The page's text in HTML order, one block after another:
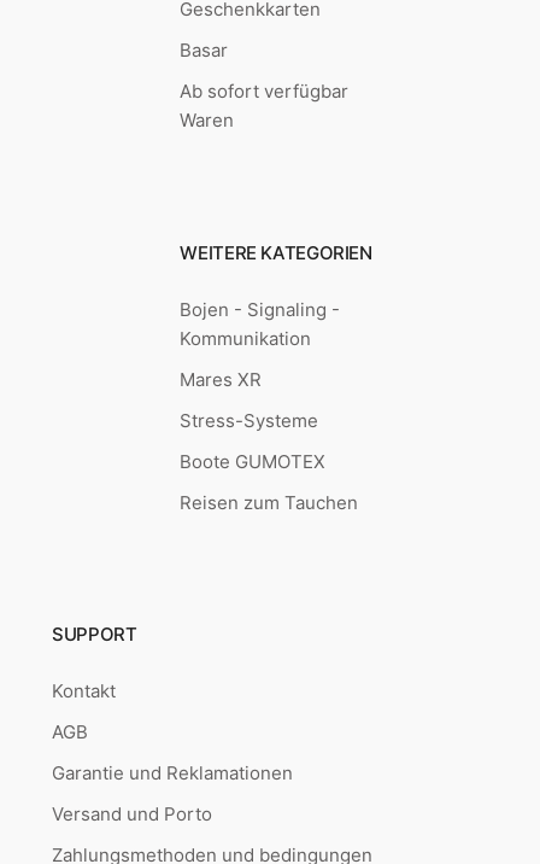
Geschenkkarten
Basar
Ab sofort verfügbar
Waren
WEITERE KATEGORIEN
Bojen - Signaling -
Kommunikation
Mares XR
Stress-Systeme
Boote GUMOTEX
Reisen zum Tauchen
SUPPORT
Kontakt
AGB
Garantie und Reklamationen
Versand und Porto
Zahlungsmethoden und bedingungen